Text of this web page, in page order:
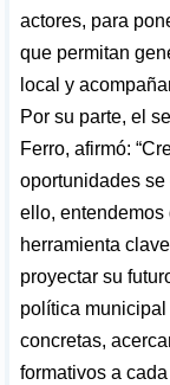
actores, para
que permitan
local y
Por su parte, el
Ferro, afirmó:
oportunidades
ello, entendemos
herramienta
proyectar su
política
concretas,
formativos a